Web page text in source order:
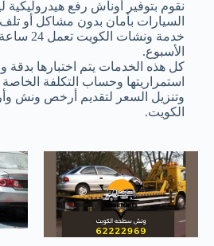
نقوم بتوفير أوناش رفع هيدروليكية
السيارات بأمان بدون مشاكل أو
خدمة
الأسبوع.
كل هذه الخدمات يتم اختبارها
استمراريتها وحساب التكلفة الخاصة
وتنزيل السعر لتقديم أرخص
الكويت.